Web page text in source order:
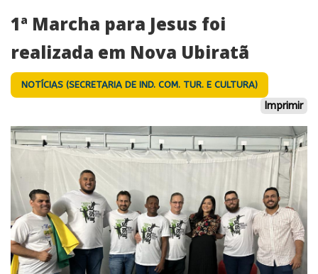
1ª Marcha para Jesus foi
realizada em Nova Ubiratã
NOTÍCIAS (SECRETARIA DE IND. COM. TUR. E CULTURA)
Imprimir